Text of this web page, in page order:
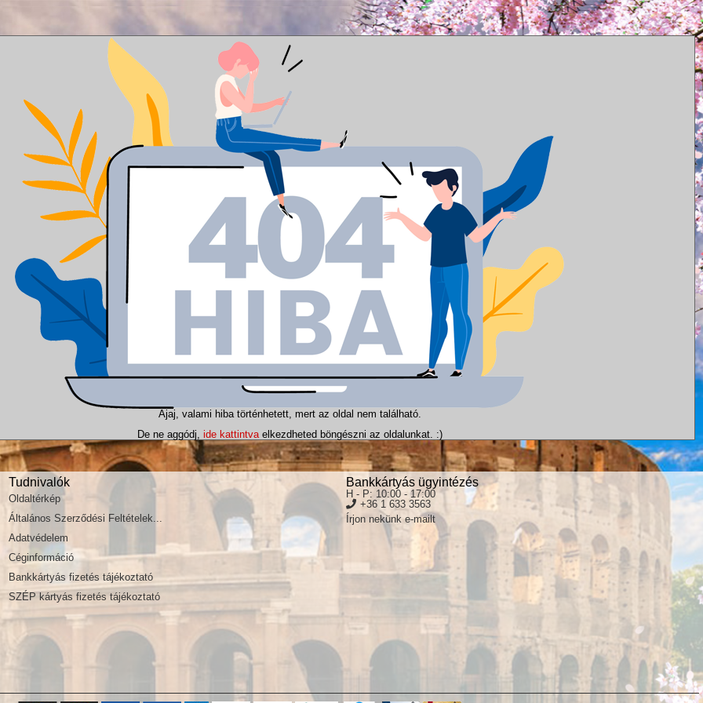
Ajaj, valami hiba történhetett, mert az oldal nem található.
De ne aggódj, ide kattintvaelkezdheted böngészni az oldalunkat. :)
Tudnivalók
Oldaltérkép
Általános Szerződési Feltételek...
Adatvédelem
Céginformáció
Bankkártyás fizetés tájékoztató
SZÉP kártyás fizetés tájékoztató
Bankkártyás ügyintézés
H - P: 10:00 - 17:00
+36 1 633 3563
Írjon nekünk e-mailt